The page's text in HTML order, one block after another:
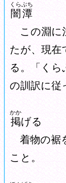
闇潭
くらぶち
この淵に
たが、現在
る。「くら
の訓訳に従
掲
かか
げる
着物の裾
こと。